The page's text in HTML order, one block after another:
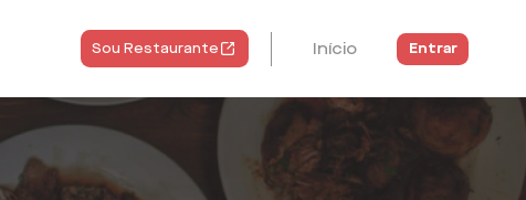
Sou Restaurante Início Entrar